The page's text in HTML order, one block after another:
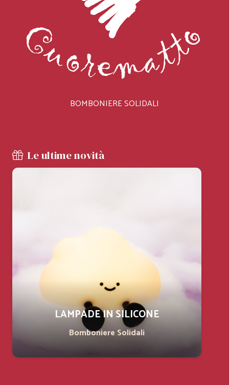
BOMBONIERE SOLIDALI
Le ultime novità
LAMPADE IN SILICONE
Bomboniere Solidali